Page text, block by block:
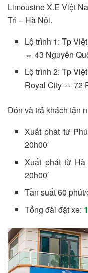
Limousine X.E Việt
Trì – Hà Nội.
Lộ trình 1: Tp
⇔ 43 Nguyễn
Lộ trình 2: Tp
Royal City ⇔ 72
Đón và trả khách tận
Xuất phát từ
20h00′
Xuất phát từ Hà
20h00′
Tần suất 60
Tổng đài đặt xe: